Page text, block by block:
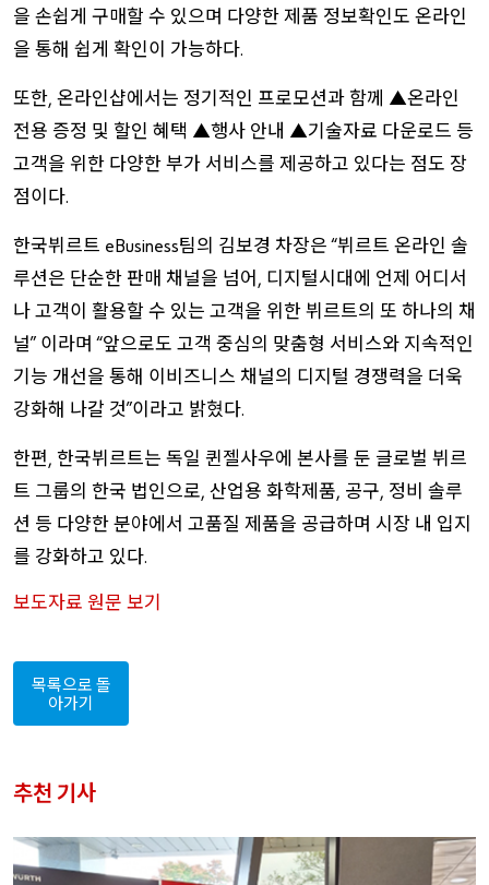
을 손쉽게 구매할 수 있으며 다양한제품 정보확인도 온라인
을 통해 쉽게 확인이 가능하다.
또한, 온라인샵에서는 정기적인 프로모션과 함께 ▲온라인
전용 증정 및 할인 혜택 ▲행사 안내 ▲기술자료 다운로드 등
고객을 위한 다양한부가 서비스를 제공하고 있다는 점도 장
점이다.
한국뷔르트 eBusiness팀의 김보경 차장은 “뷔르트 온라인 솔
루션은 단순한 판매 채널을 넘어, 디지털시대에 언제 어디서
나고객이 활용할 수 있는 고객을 위한뷔르트의 또 하나의 채
널” 이라며 “앞으로도 고객 중심의 맞춤형 서비스와 지속적인
기능 개선을 통해 이비즈니스 채널의 디지털 경쟁력을 더욱
강화해 나갈 것”이라고 밝혔다.
한편, 한국뷔르트는 독일 퀸젤사우에 본사를 둔 글로벌 뷔르
트 그룹의 한국 법인으로, 산업용 화학제품, 공구, 정비 솔루
션 등 다양한분야에서 고품질 제품을 공급하며 시장 내 입지
를 강화하고 있다.
보도자료 원문 보기
목록으로돌
아가기
추천 기사